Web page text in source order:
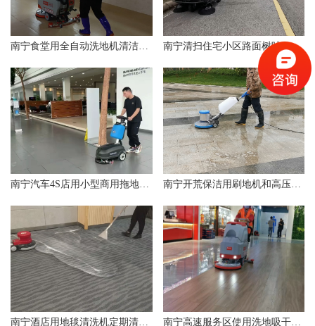
南宁食堂用全自动洗地机清洁效果 南宁清扫住宅小区路面树叶、石子、沙子、泥土用电动扫地车
南宁汽车4S店用小型商用拖地机让展厅变得干净明亮 南宁开荒保洁用刷地机和高压水枪
南宁酒店用地毯清洗机定期清洁地毯 南宁高速服务区使用洗地吸干一体机提升保洁品质